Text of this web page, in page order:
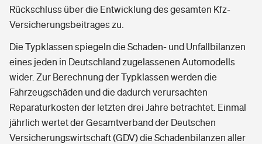
Rückschluss über die Entwicklung des gesamten Kfz-
Versicherungsbeitrages zu.
Die Typklassen spiegeln die Schaden- und Unfallbilanzen
eines jeden in Deutschland zugelassenen Automodells
wider. Zur Berechnung der Typklassen werden die
Fahrzeugschäden und die dadurch verursachten
Reparaturkosten der letzten drei Jahre betrachtet. Einmal
jährlich wertet der Gesamtverband der Deutschen
Versicherungswirtschaft (GDV) die Schadenbilanzen aller